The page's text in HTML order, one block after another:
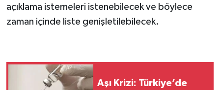
açıklama istemeleri istenebilecek ve böylece
zaman içinde liste genişletilebilecek.
Aşı Krizi: Türkiye’de